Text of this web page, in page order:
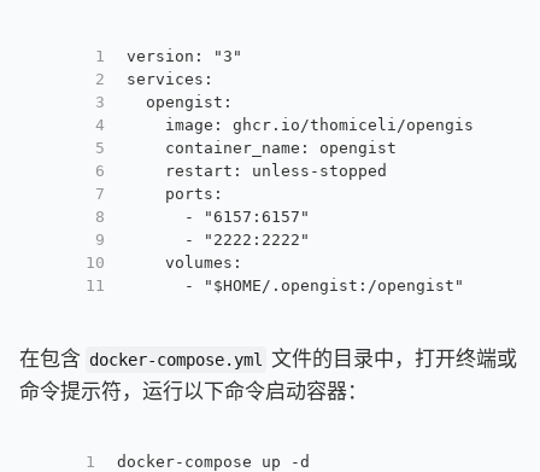
1
2
3
4
5
6
7
8
9
10
11
version: "3"
services:
  opengist:
    image: ghcr.io/thomiceli/opengist:1.7
    container_name: opengist
    restart: unless-stopped
    ports:
      - "6157:6157"
      - "2222:2222"
    volumes:
      - "$HOME/.opengist:/opengist"
在包含 docker-compose.yml
文件的目录中，打开终端或
命令提示符，运行以下命令启动容器：
1 docker-compose up -d